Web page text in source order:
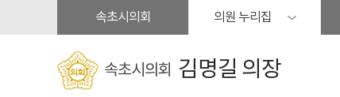
속초시의회 의원 누리집
속초시의회 김명길 의장